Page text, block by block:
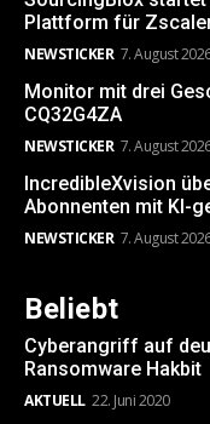
Plattform für
NEWSTICKER 7. August
Monitor mit drei
CQ32G4ZA
NEWSTICKER 7. August
IncredibleXvision
Abonnenten mit KI-
NEWSTICKER 7. August
Beliebt
Cyberangriff auf
Ransomware Hakbit
AKTUELL 22. Juni 2020